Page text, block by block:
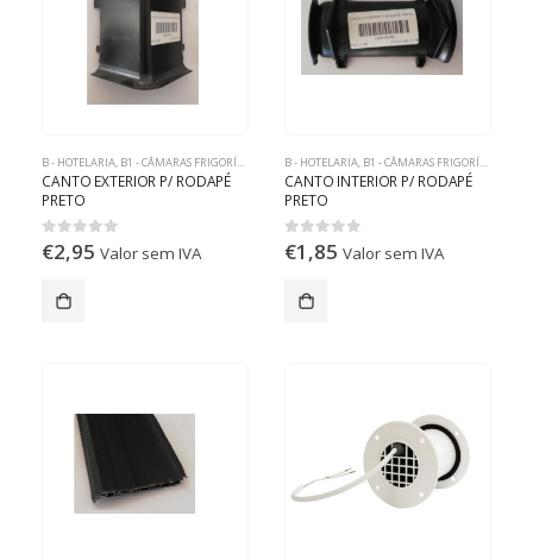
B - HOTELARIA, B1 - CÂMARAS FRIGORÍFICAS
CANTO EXTERIOR P/ RODAPÉ
PRETO
0out of 5
€2,95 Valor sem IVA
B - HOTELARIA, B1 - CÂMARAS FRIGORÍFICAS
CANTO INTERIOR P/ RODAPÉ
PRETO
0out of 5
€1,85 Valor sem IVA